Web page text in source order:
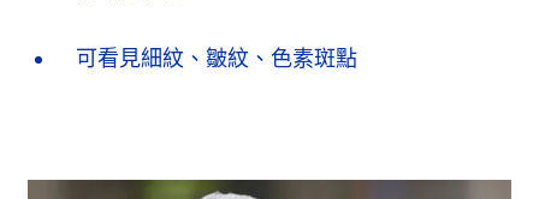
可看見細紋、皺紋、色素斑點